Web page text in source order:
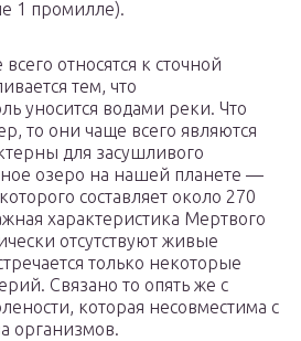
1 промилле).
относятся к сточной
тем, что
уносится водами реки. Что
то они чаще всего являются
для засушливого
озеро на нашей планете —
составляет около 270
характеристика Мертвого
отсутствуют живые
только некоторые
Связано то опять же с
которая несовместима с
организмов.